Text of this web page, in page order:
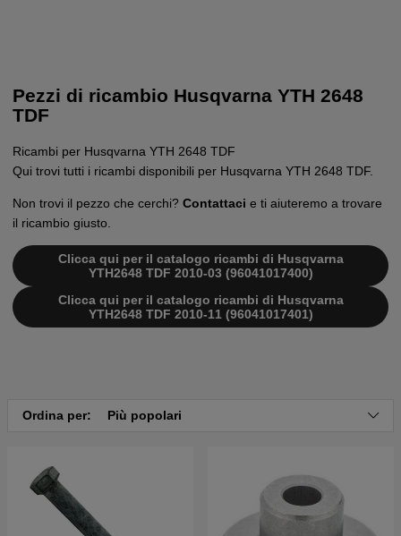
Pezzi di ricambio Husqvarna YTH 2648
TDF
Ricambi per Husqvarna YTH 2648 TDF
Qui trovi tutti i ricambi disponibili per Husqvarna YTH 2648 TDF.
Non trovi il pezzo che cerchi? Contattaci e ti aiuteremo a trovare
il ricambio giusto.
Clicca qui per il catalogo ricambi di Husqvarna
YTH2648 TDF 2010-03 (96041017400)
Clicca qui per il catalogo ricambi di Husqvarna
YTH2648 TDF 2010-11 (96041017401)
Ordina per: Più popolari